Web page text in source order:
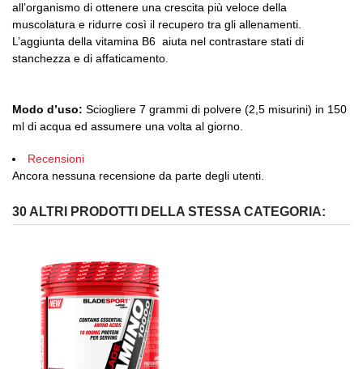
all’organismo di ottenere una crescita più veloce della
muscolatura e ridurre così il recupero tra gli allenamenti.
L’aggiunta della vitamina B6 aiuta nel contrastare stati di
stanchezza e di affaticamento.
Modo d’uso: Sciogliere 7 grammi di polvere (2,5 misurini) in 150
ml di acqua ed assumere una volta al giorno.
Recensioni
Ancora nessuna recensione da parte degli utenti.
30 ALTRI PRODOTTI DELLA STESSA CATEGORIA: